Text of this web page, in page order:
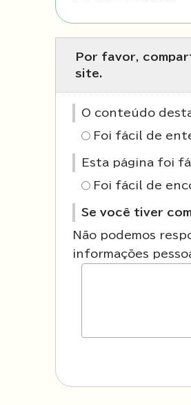
Por favor,
site.
O conteúdo
Foi fácil de
Esta página foi
Foi fácil de
Se você tiver
Não podemos
informações